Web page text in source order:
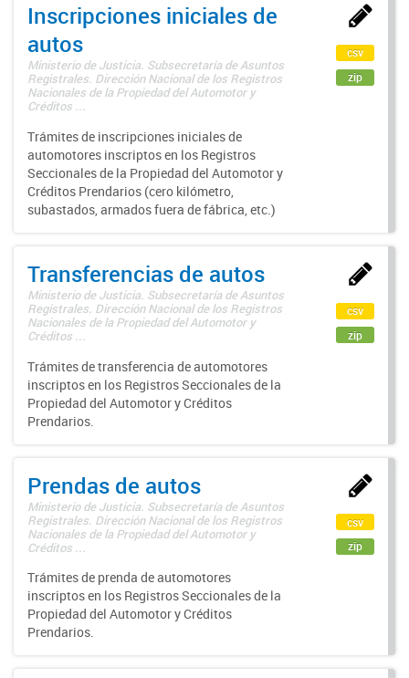
Inscripciones iniciales de
autos
Ministerio de Justicia. Subsecretaría de Asuntos
Registrales. Dirección Nacional de los Registros
Nacionales de la Propiedad del Automotor y
Créditos ...
Trámites de inscripciones iniciales de
automotores inscriptos en los Registros
Seccionales de la Propiedad del Automotor y
Créditos Prendarios (cero kilómetro,
subastados, armados fuera de fábrica, etc.)
csv
zip
Transferencias de autos
Ministerio de Justicia. Subsecretaría de Asuntos
Registrales. Dirección Nacional de los Registros
Nacionales de la Propiedad del Automotor y
Créditos ...
Trámites de transferencia de automotores
inscriptos en los Registros Seccionales de la
Propiedad del Automotor y Créditos
Prendarios.
csv
zip
Prendas de autos
Ministerio de Justicia. Subsecretaría de Asuntos
Registrales. Dirección Nacional de los Registros
Nacionales de la Propiedad del Automotor y
Créditos ...
Trámites de prenda de automotores
inscriptos en los Registros Seccionales de la
Propiedad del Automotor y Créditos
Prendarios.
csv
zip